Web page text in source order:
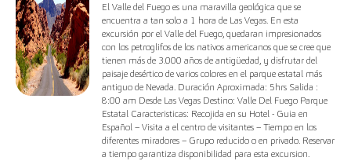
El Valle del Fuego es una maravilla geológica que se
encuentra a tan solo a 1 hora de Las Vegas. En esta
excursión por el Valle del Fuego, quedaran impresionados
con los petroglifos de los nativos americanos que se cree que
tienen más de 3.000 años de antigüedad, y disfrutar del
paisaje desértico de varios colores en el parque estatal más
antiguo de Nevada. Duración Aproximada: 5hrs Salida :
8:00 am Desde Las Vegas Destino: Valle Del Fuego Parque
Estatal Caracteristicas: Recojida en su Hotel - Guia en
Español – Visita a el centro de visitantes – Tiempo en los
diferentes miradores – Grupo reducido o en privado. Reservar
a tiempo garantiza disponibilidad para esta excursion.